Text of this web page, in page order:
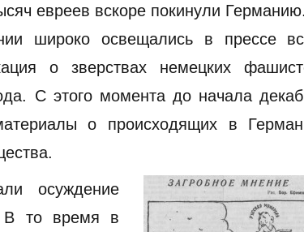
евреев вскоре покинули
широко освещались в прессе
о зверствах немецких
С этого момента до начала
о происходящих в
осуждение
В то время в